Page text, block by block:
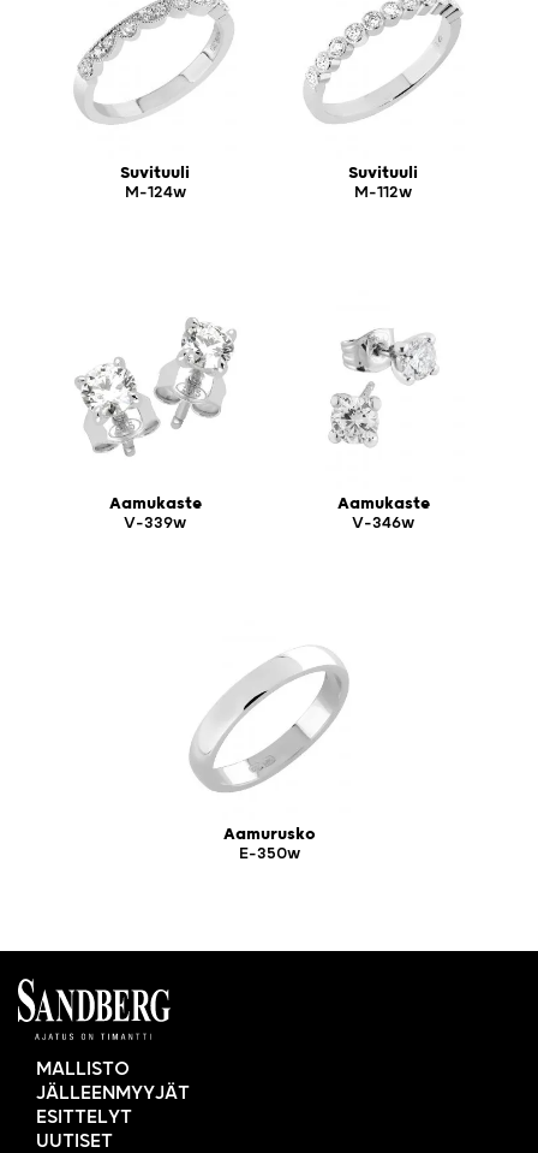
Suvituuli
M-124w
Suvituuli
M-112w
Aamukaste
V-339w
Aamukaste
V-346w
Aamurusko
E-350w
MALLISTO
JÄLLEENMYYJÄT
ESITTELYT
UUTISET